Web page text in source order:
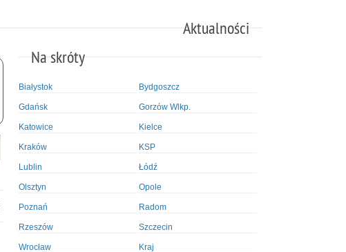
Aktualności
Na skróty
Białystok Bydgoszcz
Gdańsk Gorzów Wlkp.
Katowice Kielce
Kraków KSP
Lublin Łódź
Olsztyn Opole
Poznań Radom
Rzeszów Szczecin
Wrocław Kraj